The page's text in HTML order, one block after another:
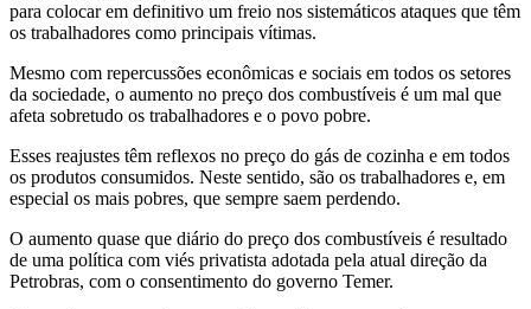
para colocar em definitivo um freio nos sistemáticos ataques que têm
os trabalhadores como principais vítimas.
Mesmo com repercussões econômicas e sociais em todos os setores
da sociedade, o aumento no preço dos combustíveis é um mal que
afeta sobretudo os trabalhadores e o povo pobre.
Esses reajustes têm reflexos no preço do gás de cozinha e em todos
os produtos consumidos. Neste sentido, são os trabalhadores e, em
especial os mais pobres, que sempre saem perdendo.
O aumento quase que diário do preço dos combustíveis é resultado
de uma política com viés privatista adotada pela atual direção da
Petrobras, com o consentimento do governo Temer.